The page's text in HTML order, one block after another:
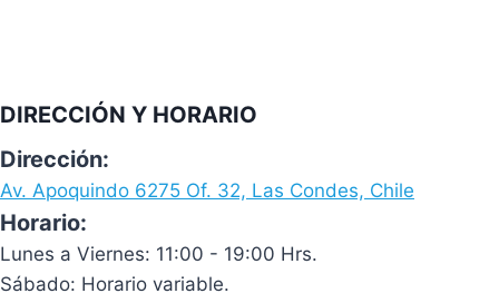
DIRECCIÓN Y HORARIO
Dirección:
Av. Apoquindo 6275 Of. 32, Las Condes, Chile
Horario:
Lunes a Viernes: 11:00 - 19:00 Hrs.
Sábado: Horario variable.